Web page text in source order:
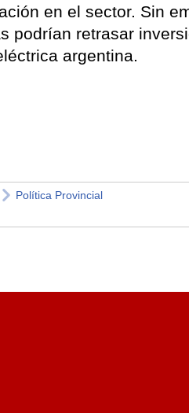
en el sector. Sin
podrían retrasar
argentina.
Política Provincial